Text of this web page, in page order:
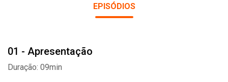
EPISÓDIOS
01 - Apresentação
Duração: 09min